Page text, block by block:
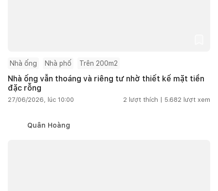
Nhà ống Nhà phố Trên 200m2
Nhà ống vẫn thoáng và riêng tư nhờ thiết kế mặt tiền
đặc rỗng
27/06/2026, lúc 10:00 2 lượt thích | 5.682 lượt xem
Quân Hoàng